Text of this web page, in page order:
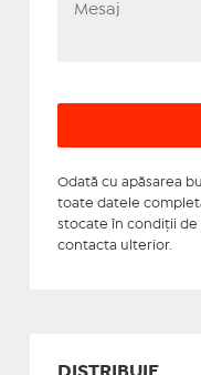
Odată cu apăsarea
toate datele
stocate în condiţii de
contacta ulterior.